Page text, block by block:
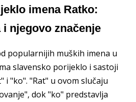
imena Ratko:
njegovo značenje
popularnijih muških imena u
slavensko porijeklo i sastoji
i "ko". "Rat" u ovom slučaju
dok "ko" predstavlja